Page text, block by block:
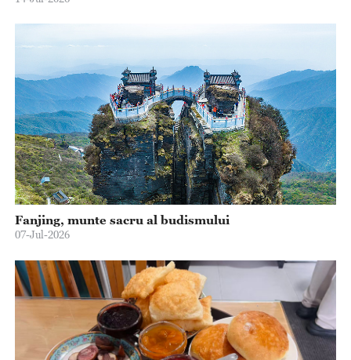
Fanjing, munte sacru al budismului
07-Jul-2026